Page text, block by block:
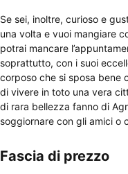
Se sei, inoltre, curioso e
una volta e vuoi mangiare
potrai mancare
soprattutto, con i suoi
corposo che si sposa bene
di vivere in toto una vera
di rara bellezza fanno di
soggiornare con gli amici o
Fascia di prezzo